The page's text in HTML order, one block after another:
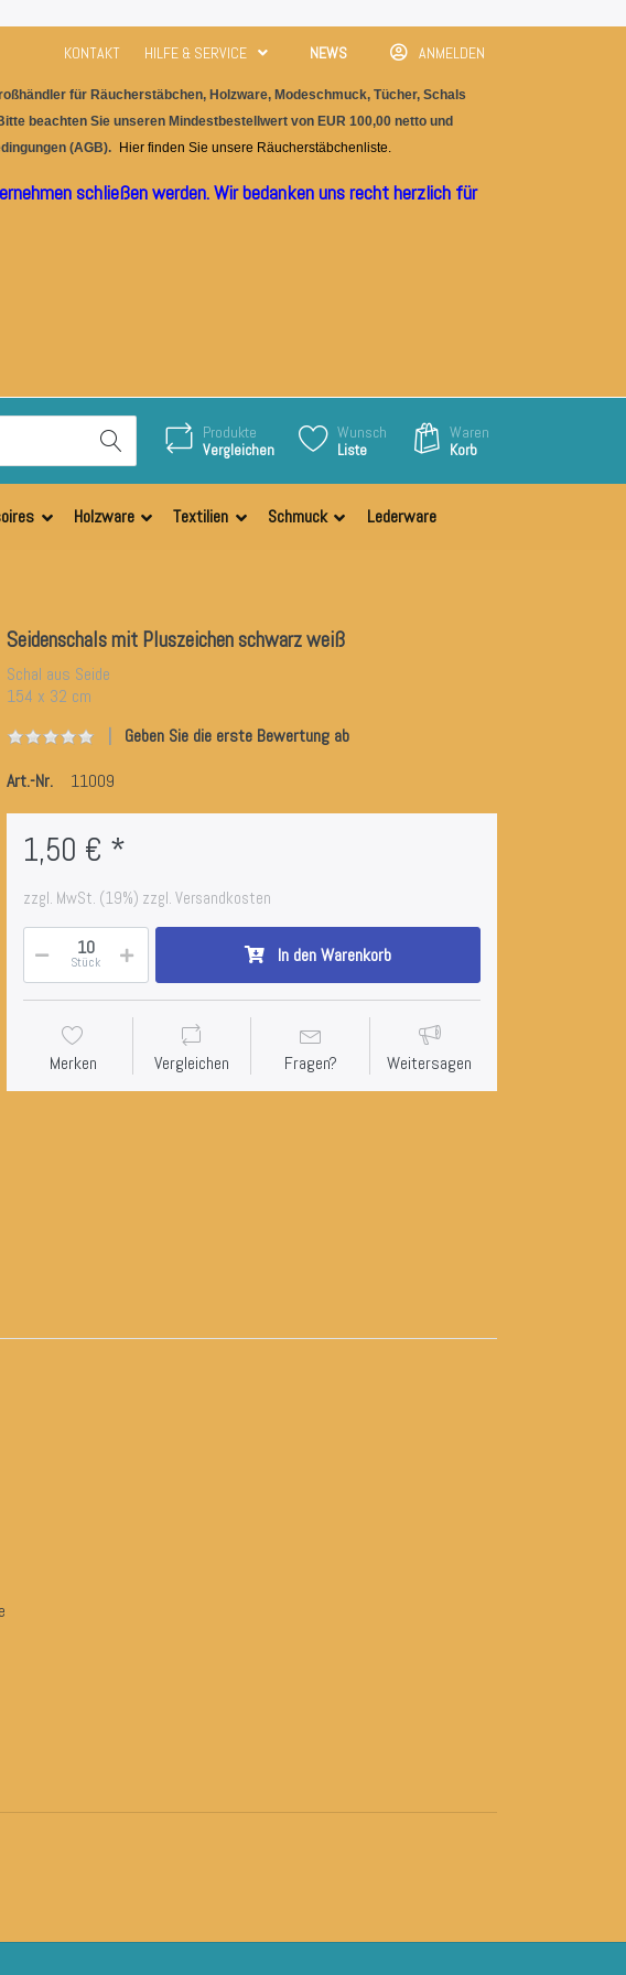
KONTAKT HILFE & SERVICE NEWS ANMELDEN
oßhändler für Räucherstäbchen, Holzware, Modeschmuck, Tücher, Schals
beachten Sie unseren Mindestbestellwert von EUR 100,00 netto und
(AGB). Hier finden Sie unsere Räucherstäbchenliste.
schließen werden. Wir bedanken uns recht herzlich für
Produkte
Vergleichen
Wunsch
Liste
Waren
Korb
Holzware Textilien Schmuck Lederware
Seidenschals mit Pluszeichen schwarz weiß
Schal aus Seide
154 x 32 cm
Geben Sie die erste Bewertung ab
Art.-Nr.
11009
1,50 € *
zzgl. MwSt. (19%) zzgl. Versandkosten
Stück In den Warenkorb
Merken Vergleichen Fragen? Weitersagen